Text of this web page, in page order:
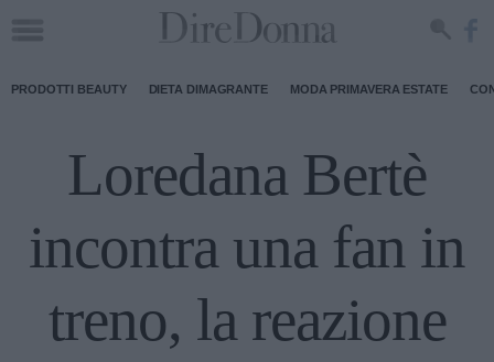
PRODOTTI BEAUTY DIETA DIMAGRANTE MODA PRIMAVERA ESTATE
Loredana Bertè
incontra una fan in
treno, la reazione